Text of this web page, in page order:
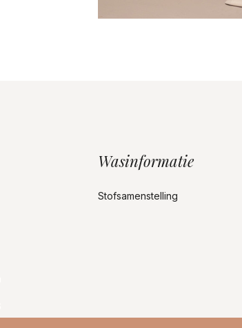
Wasinformatie
Stofsamenstelling